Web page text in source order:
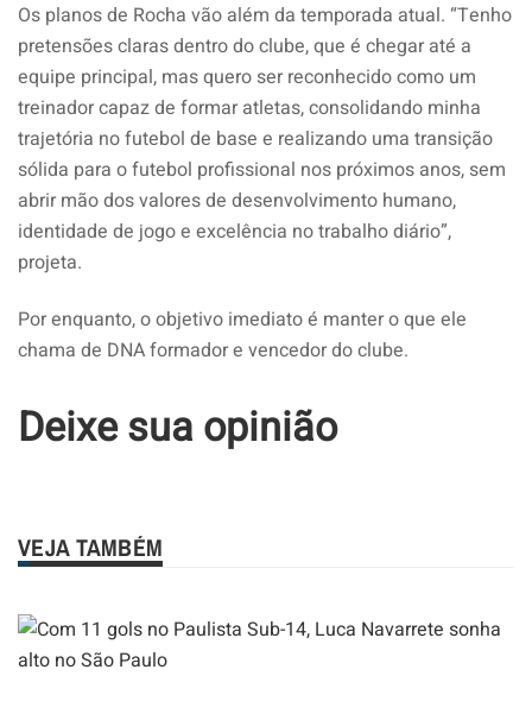
Os planos de Rocha vão além da temporada atual. “Tenho
pretensões claras dentro do clube, que é chegar até a
equipe principal, mas quero ser reconhecido como um
treinador capaz de formar atletas, consolidando minha
trajetória no futebol de base e realizando uma transição
sólida para o futebol profissional nos próximos anos, sem
abrir mão dos valores de desenvolvimento humano,
identidade de jogo e excelência no trabalho diário”,
projeta.
Por enquanto, o objetivo imediato é manter o que ele
chama de DNA formador e vencedor do clube.
Deixe sua opinião
VEJA TAMBÉM